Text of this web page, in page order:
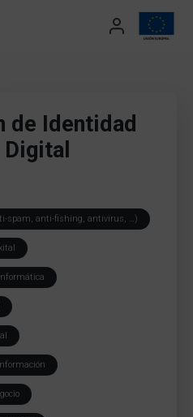
de Identidad
spam, anti-fishing, antivirus, …)